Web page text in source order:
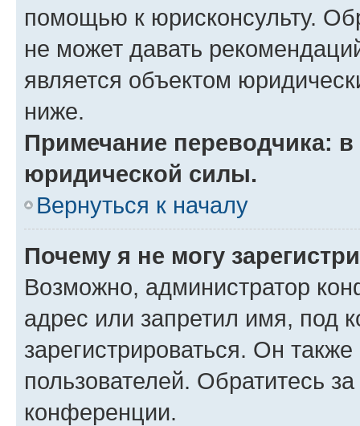
помощью к юрисконсульту.
не может давать
является объектом
ниже.
Примечание переводчика:
юридической силы.
Вернуться к началу
Почему я не могу
Возможно, администратор
адрес или запретил имя, под
зарегистрироваться. Он
пользователей. Обратитесь
конференции.